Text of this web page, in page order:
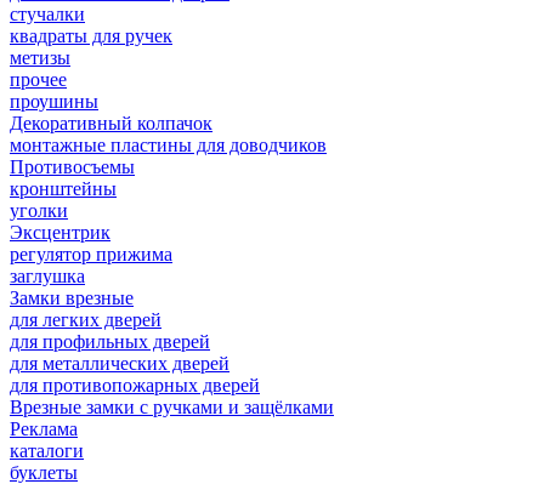
стучалки
квадраты для ручек
метизы
прочее
проушины
Декоративный колпачок
монтажные пластины для доводчиков
Противосъемы
кронштейны
уголки
Эксцентрик
регулятор прижима
заглушка
Замки врезные
для легких дверей
для профильных дверей
для металлических дверей
для противопожарных дверей
Врезные замки с ручками и защёлками
Реклама
каталоги
буклеты